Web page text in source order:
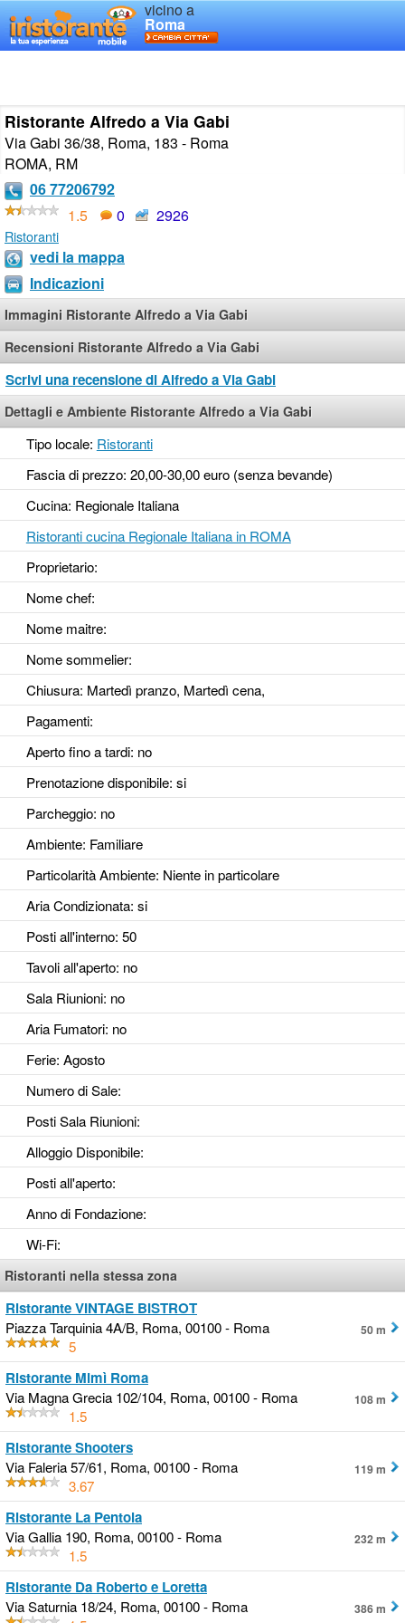
vicino a
Roma
Ristorante Alfredo a Via Gabi
Via Gabi 36/38, Roma, 183 - Roma
ROMA, RM
06 77206792
1.5
0 2926
Ristoranti
vedi la mappa
Indicazioni
Immagini Ristorante Alfredo a Via Gabi
Recensioni Ristorante Alfredo a Via Gabi
Scrivi una recensione di Alfredo a Via Gabi
Dettagli e Ambiente Ristorante Alfredo a Via Gabi
Tipo locale: Ristoranti
Fascia di prezzo: 20,00-30,00 euro (senza bevande)
Cucina: Regionale Italiana
Ristoranti cucina Regionale Italiana in ROMA
Proprietario:
Nome chef:
Nome maitre:
Nome sommelier:
Chiusura: Martedì pranzo, Martedì cena,
Pagamenti:
Aperto fino a tardi: no
Prenotazione disponibile: si
Parcheggio: no
Ambiente: Familiare
Particolarità Ambiente: Niente in particolare
Aria Condizionata: si
Posti all'interno: 50
Tavoli all'aperto: no
Sala Riunioni: no
Aria Fumatori: no
Ferie: Agosto
Numero di Sale:
Posti Sala Riunioni:
Alloggio Disponibile:
Posti all'aperto:
Anno di Fondazione:
Wi-Fi:
Ristoranti nella stessa zona
Ristorante VINTAGE BISTROT
Piazza Tarquinia 4A/B, Roma, 00100 - Roma
5
50 m
Ristorante Mimì Roma
Via Magna Grecia 102/104, Roma, 00100 - Roma
1.5
108 m
Ristorante Shooters
Via Faleria 57/61, Roma, 00100 - Roma
3.67
119 m
Ristorante La Pentola
Via Gallia 190, Roma, 00100 - Roma
1.5
232 m
Ristorante Da Roberto e Loretta
Via Saturnia 18/24, Roma, 00100 - Roma
386 m